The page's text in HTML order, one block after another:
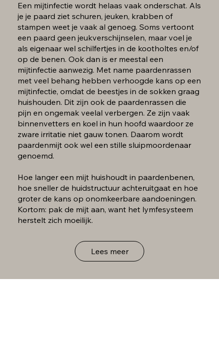
Lees meer
Een mijtinfectie wordt helaas vaak onderschat. Als
je je paard ziet schuren, jeuken, krabben of
stampen weet je vaak al genoeg. Soms vertoont
een paard geen jeukverschijnselen, maar voel je
als eigenaar wel schilfertjes in de kootholtes en/of
op de benen. Ook dan is er meestal een
mijtinfectie aanwezig. Met name paardenrassen
met veel behang hebben verhoogde kans op een
mijtinfectie, omdat de beestjes in de sokken graag
huishouden. Dit zijn ook de paardenrassen die
pijn en ongemak veelal verbergen. Ze zijn vaak
binnenvetters en koel in hun hoofd waardoor ze
zware irritatie niet gauw tonen. Daarom wordt
paardenmijt ook wel een stille sluipmoordenaar
genoemd.
Hoe langer een mijt huishoudt in paardenbenen,
hoe sneller de huidstructuur achteruitgaat en hoe
groter de kans op onomkeerbare aandoeningen.
Kortom: pak de mijt aan, want het lymfesysteem
herstelt zich moeilijk.